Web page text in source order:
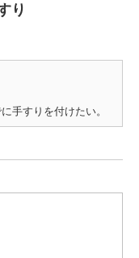
り
手すりを付けたい。